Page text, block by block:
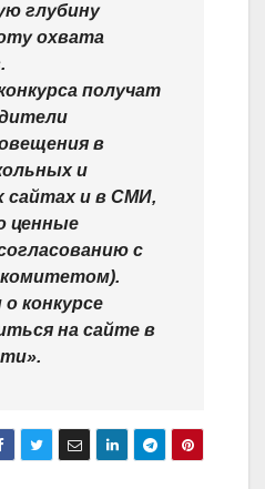
глубину
охвата
получат
в
и
сайтах и в СМИ,
ценные
с
конкурсе
на сайте в